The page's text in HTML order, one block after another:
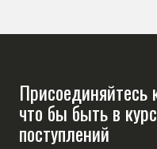
Присоединяйтесь
что бы быть в
поступлений